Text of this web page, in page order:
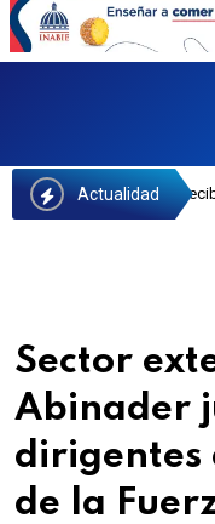
Actualidad
Castillo recibe
Sector
Abinader
dirigentes
de la